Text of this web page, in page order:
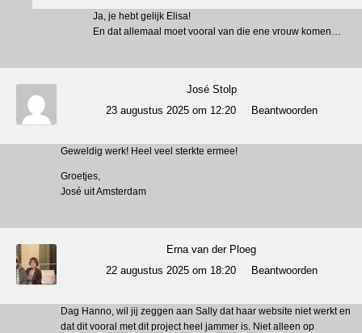
Ja, je hebt gelijk Elisa!
En dat allemaal moet vooral van die ene vrouw komen…
José Stolp
23 augustus 2025 om 12:20
Beantwoorden
Geweldig werk! Heel veel sterkte ermee!
Groetjes,
José uit Amsterdam
Erna van der Ploeg
22 augustus 2025 om 18:20
Beantwoorden
Dag Hanno, wil jij zeggen aan Sally dat haar website niet werkt en
dat dit vooral met dit project heel jammer is. Niet alleen op